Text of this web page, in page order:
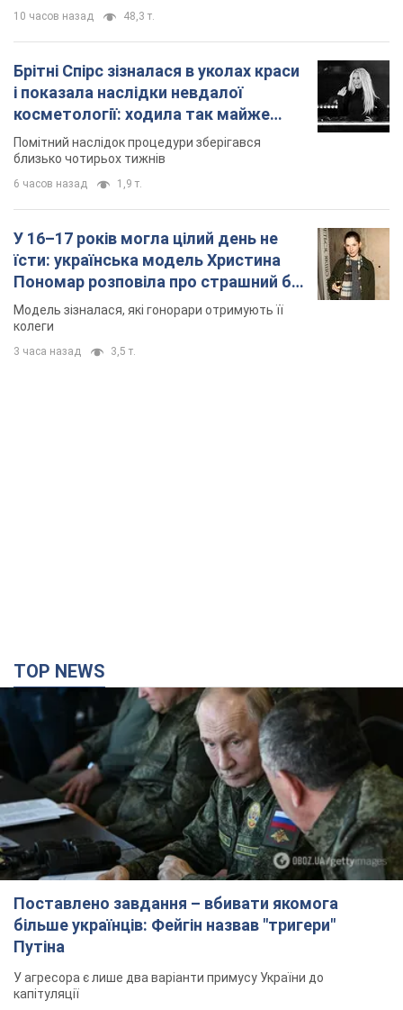
10 часов назад 48,3 т.
Брітні Спірс зізналася в уколах краси
і показала наслідки невдалої
косметології: ходила так майже
місяць
Помітний наслідок процедури зберігався
близько чотирьох тижнів
6 часов назад 1,9 т.
У 16–17 років могла цілий день не
їсти: українська модель Христина
Пономар розповіла про страшний бік
модельної кар’єри
Модель зізналася, які гонорари отримують її
колеги
3 часа назад 3,5 т.
TOP NEWS
Поставлено завдання – вбивати якомога
більше українців: Фейгін назвав "тригери"
Путіна
У агресора є лише два варіанти примусу України до
капітуляції